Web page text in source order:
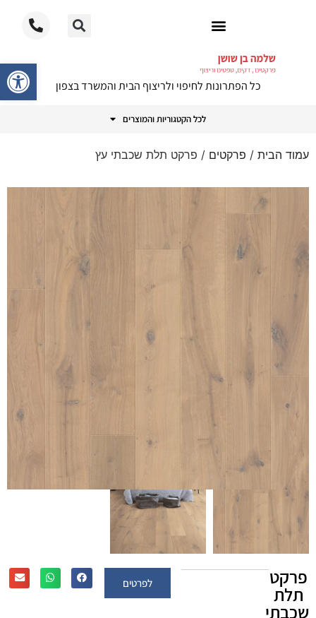
פתח
כל הפתרונות לחיפוי ולריצוף הבית והמשרד בצפון
לכל הקטגוריות והמוצרים
עמוד הבית / פרקטים / פרקט תלת שכבתי עץ
פרקט
תלת
שכבתי
לפרטים